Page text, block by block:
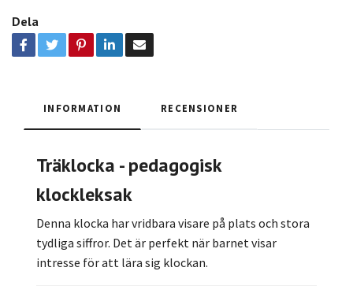
Dela
INFORMATION RECENSIONER
Träklocka - pedagogisk
klockleksak
Denna klocka har vridbara visare på plats och stora
tydliga siffror. Det är perfekt när barnet visar
intresse för att lära sig klockan.